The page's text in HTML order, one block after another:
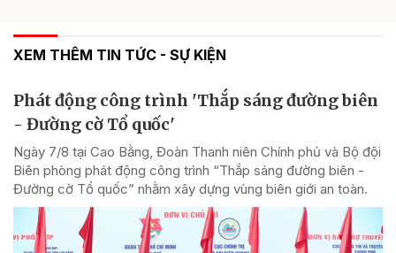
XEM THÊM TIN TỨC - SỰ KIỆN
Phát động công trình 'Thắp sáng đường biên
- Đường cờ Tổ quốc'
Ngày 7/8 tại Cao Bằng, Đoàn Thanh niên Chính phủ và Bộ đội
Biên phòng phát động công trình “Thắp sáng đường biên -
Đường cờ Tổ quốc” nhằm xây dựng vùng biên giới an toàn.